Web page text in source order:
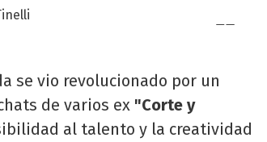
se vio revolucionado por un
de varios ex "Corte y
al talento y la creatividad